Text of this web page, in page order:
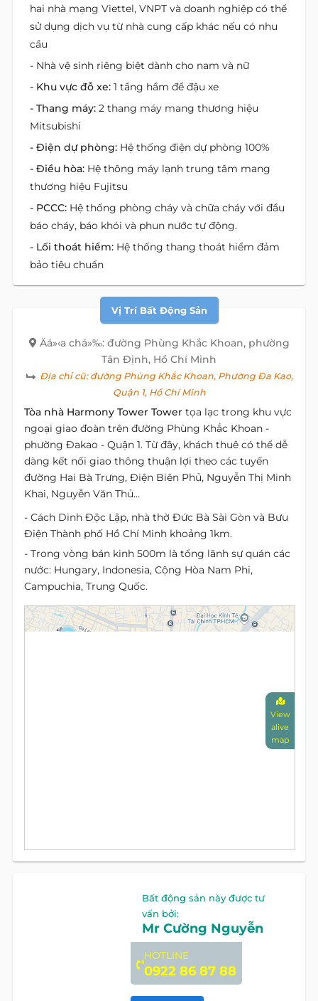
hai nhà mạng Viettel, VNPT và doanh nghiệp có thể
sử dụng dịch vụ từ nhà cung cấp khác nếu có nhu
cầu
- Nhà vệ sinh riêng biệt dành cho nam và nữ
- Khu vực đỗ xe: 1 tầng hầm để đậu xe
- Thang máy: 2 thang máy mang thương hiệu
Mitsubishi
- Điện dự phòng: Hệ thống điện dự phòng 100%
- Điều hòa: Hệ thông máy lạnh trung tâm mang
thương hiệu Fujitsu
- PCCC: Hệ thống phòng cháy và chữa cháy với đầu
báo cháy, báo khói và phun nước tự động.
- Lối thoát hiểm: Hệ thống thang thoát hiểm đảm
bảo tiêu chuẩn
Vị Trí Bất Động Sản
Äá»‹a chá»‰: đường Phùng Khắc Khoan, phường
Tân Định, Hồ Chí Minh
Địa chỉ cũ:đường Phùng Khắc Khoan, Phường Đa Kao,
Quận 1, Hồ Chí Minh
Tòa nhà Harmony Tower Tower tọa lạc trong khu vực
ngoại giao đoàn trên đường Phùng Khắc Khoan -
phường Đakao - Quận 1. Từ đây, khách thuê có thể dễ
dàng kết nối giao thông thuận lợi theo các tuyến
đường Hai Bà Trưng, Điện Biên Phủ, Nguyễn Thị Minh
Khai, Nguyễn Văn Thủ...
- Cách Dinh Độc Lập, nhà thờ Đức Bà Sài Gòn và Bưu
Điện Thành phố Hồ Chí Minh khoảng 1km.
- Trong vòng bán kinh 500m là tổng lãnh sự quán các
nước: Hungary, Indonesia, Cộng Hòa Nam Phi,
Campuchia, Trung Quốc.
View
alive
map
Bất động sản này được tư
vấn bởi:
Mr Cường Nguyễn
HOTLINE
0922 86 87 88